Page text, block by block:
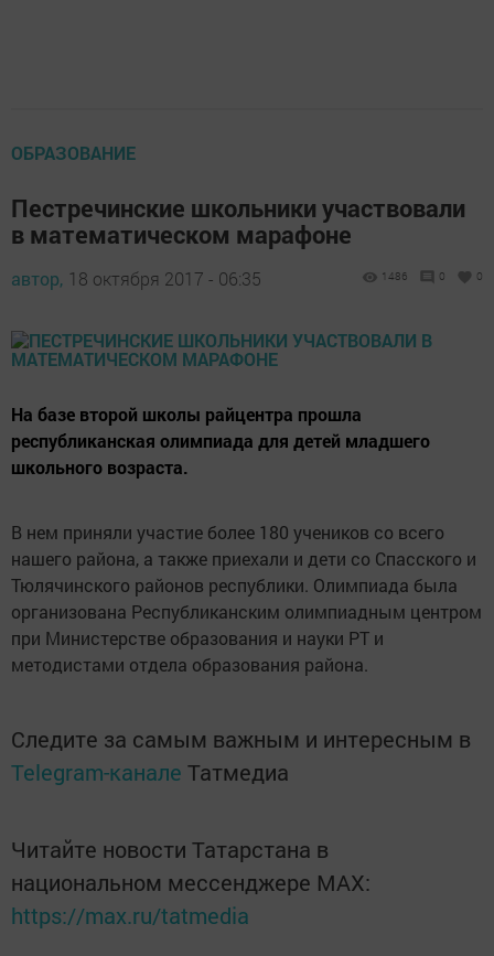
ОБРАЗОВАНИЕ
Пестречинские школьники участвовали
в математическом марафоне
автор, 18 октября 2017 - 06:35 1486 0 0
На базе второй школы райцентра прошла
республиканская олимпиада для детей младшего
школьного возраста.
В нем приняли участие более 180 учеников со всего
нашего района, а также приехали и дети со Спасского и
Тюлячинского районов республики. Олимпиада была
организована Республиканским олимпиадным центром
при Министерстве образования и науки РТ и
методистами отдела образования района.
Следите за самым важным и интересным в
Telegram-канале Татмедиа
Читайте новости Татарстана в
национальном мессенджере MАХ:
https://max.ru/tatmedia